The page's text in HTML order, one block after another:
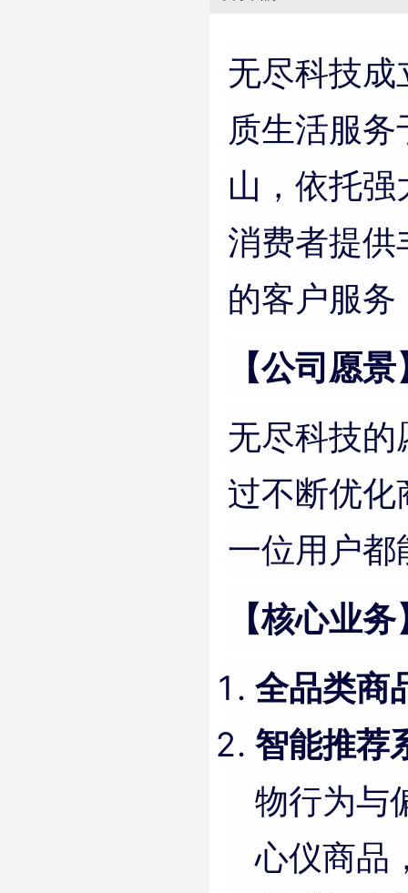
无尽科技
质生活服
山，依托
消费者提供
的客户服
【公司愿景
无尽科技
过不断优
一位用户
【核心业务
全品类商
智能推荐
物行为与
心仪商品